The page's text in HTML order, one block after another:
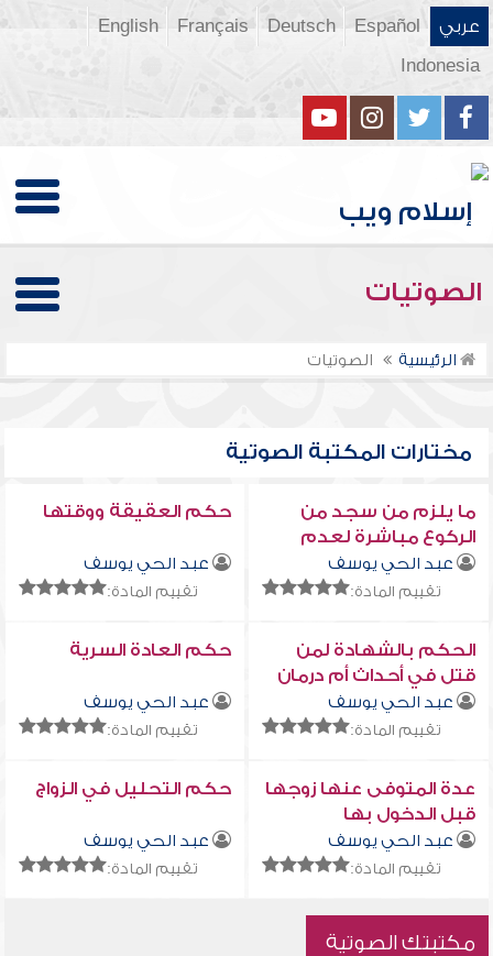
عربي Español
Deutsch
Français
English
Indonesia
الصوتيات
الرئيسية الصوتيات
مختارات المكتبة الصوتية
ما يلزم من سجد من
الركوع مباشرة لعدم
سماع صوت الإمام
عبد الحي يوسف
تقييم المادة:
حكم العقيقة ووقتها
عبد الحي يوسف
تقييم المادة:
الحكم بالشهادة لمن
قتل في أحداث أم درمان
على يد حركة العدل
والمساواة
عبد الحي يوسف
تقييم المادة:
حكم العادة السرية
عبد الحي يوسف
تقييم المادة:
عدة المتوفى عنها زوجها
قبل الدخول بها
عبد الحي يوسف
تقييم المادة:
حكم التحليل في الزواج
عبد الحي يوسف
تقييم المادة:
مكتبتك الصوتية